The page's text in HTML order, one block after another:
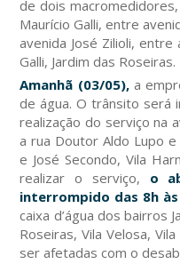
de dois
Maurício Galli, entre
avenida José Zilioli,
Galli, Jardim das Roseiras.
Amanhã (03/05),a
de água. O trânsito será
realização do serviço na
a rua Doutor Aldo Lupo e
e José Secondo, Vila
realizar o serviço, o
interrompido das 8h
caixa d’água dos bairros
Roseiras, Vila Velosa,
ser afetadas com o